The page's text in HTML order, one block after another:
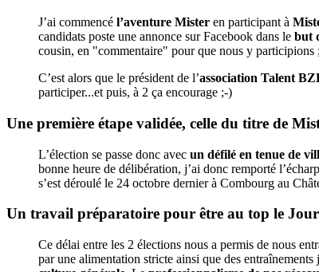
J’ai commencé l’aventure Mister en participant à
candidats poste une annonce sur Facebook dans le but
cousin, en "commentaire" pour que nous y participions
C’est alors que le président de l’association Talent
participer...et puis, à 2 ça encourage ;-)
Une première étape validée, celle du titre de
L’élection se passe donc avec un défilé en tenue de
bonne heure de délibération, j’ai donc remporté
s’est déroulé le 24 octobre dernier à Combourg au
Un travail préparatoire pour être au top le
Ce délai entre les 2 élections nous a permis de nous
par une alimentation stricte ainsi que des